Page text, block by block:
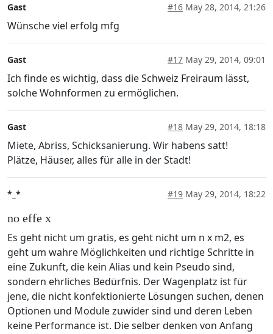
Gast #16 May 28, 2014, 21:26
Wünsche viel erfolg mfg
Gast #17 May 29, 2014, 09:01
Ich finde es wichtig, dass die Schweiz Freiraum lässt,
solche Wohnformen zu ermöglichen.
Gast #18 May 29, 2014, 18:18
Miete, Abriss, Schicksanierung. Wir habens satt!
Plätze, Häuser, alles für alle in der Stadt!
*_* #19 May 29, 2014, 18:22
no effe x
Es geht nicht um gratis, es geht nicht um n x m2, es
geht um wahre Möglichkeiten und richtige Schritte in
eine Zukunft, die kein Alias und kein Pseudo sind,
sondern ehrliches Bedürfnis. Der Wagenplatz ist für
jene, die nicht konfektionierte Lösungen suchen, denen
Optionen und Module zuwider sind und deren Leben
keine Performance ist. Die selber denken von Anfang